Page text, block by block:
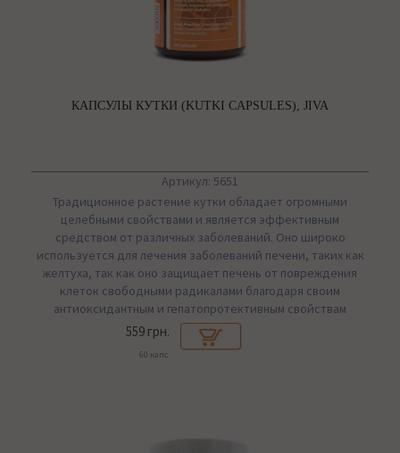
КАПСУЛЫ КУТКИ (KUTKI CAPSULES), JIVA
Артикул: 5651
Традиционное растение кутки обладает огромными
целебными свойствами и является эффективным
средством от различных заболеваний. Оно широко
используется для лечения заболеваний печени, таких как
желтуха, так как оно защищает печень от повреждения
клеток свободными радикалами благодаря своим
антиоксидантным и гепатопротективным свойствам
559 грн.
60 капс.